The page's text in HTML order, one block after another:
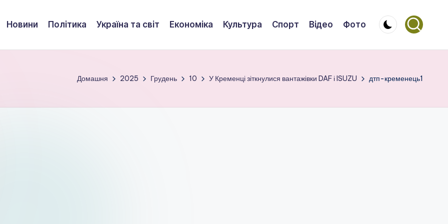
Новини Політика Україна та світ Економіка Культура Спорт Відео Фото
Домашня 2025 Грудень 10 У Кременці зіткнулися вантажівки DAF і ISUZU дтп-кременець1